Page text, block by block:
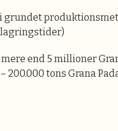
grundet
end 5 millioner
200.000 tons Grana